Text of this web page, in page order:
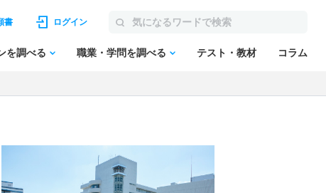
書 ログイン
を調べる 職業・学問を調べる テスト・教材 コラム